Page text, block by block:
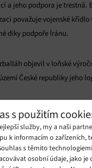
s použitím
služby, my a naši
k informacím o zařízeních,
s těmito
osobní údaje, jako je
a jeho podpora je trestná.
považuje vojenské
díky podpoře Íránu.
objevil v loňské
České republiky jeho
se vám líbit